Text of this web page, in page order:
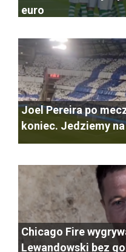
euro
Joel Pereira po
koniec. Jedziemy
Chicago Fire
Lewandowski bez